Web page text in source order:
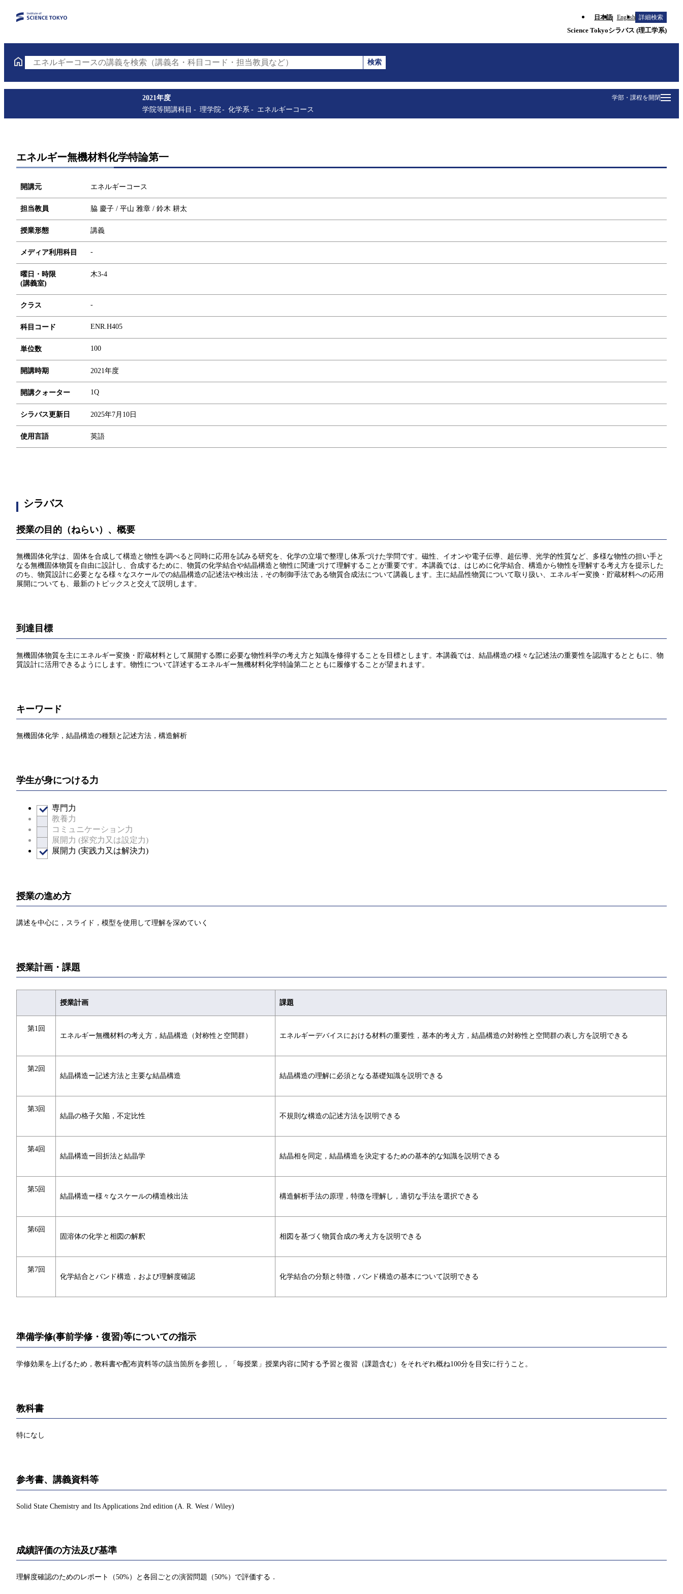
日本語 English 詳細検索
Science Tokyoシラバス (理工学系)
エネルギーコースの講義を検索（講義名・科目コード・担当教員など）
検索
学部・課程を開閉
2021年度
学院等開講科目
理学院 化学系 エネルギーコース
エネルギー無機材料化学特論第一
開講元 エネルギーコース
担当教員 脇 慶子 / 平山 雅章 / 鈴木 耕太
授業形態 講義
メディア利用科目 -
曜日・時限
(講義室)
木3-4
クラス -
科目コード ENR.H405
単位数 100
開講時期 2021年度
開講クォーター 1Q
シラバス更新日 2025年7月10日
使用言語 英語
シラバス
授業の目的（ねらい）、概要
無機固体化学は、固体を合成して構造と物性を調べると同時に応用を試みる研究を、化学の立場で整理し体系づけた学問です。磁性、イオンや電子伝導、超伝導、光学的性質など、多様な物性の担い手と
なる無機固体物質を自由に設計し、合成するために、物質の化学結合や結晶構造と物性に関連づけて理解することが重要です。本講義では、はじめに化学結合、構造から物性を理解する考え方を提示した
のち、物質設計に必要となる様々なスケールでの結晶構造の記述法や検出法，その制御手法である物質合成法について講義します。主に結晶性物質について取り扱い、エネルギー変換・貯蔵材料への応用
展開についても、最新のトピックスと交えて説明します。
到達目標
無機固体物質を主にエネルギー変換・貯蔵材料として展開する際に必要な物性科学の考え方と知識を修得することを目標とします。本講義では、結晶構造の様々な記述法の重要性を認識するとともに、物
質設計に活用できるようにします。物性について詳述するエネルギー無機材料化学特論第二とともに履修することが望まれます。
キーワード
無機固体化学，結晶構造の種類と記述方法，構造解析
学生が身につける力
専門力
教養力
コミュニケーション力
展開力 (探究力又は設定力)
展開力 (実践力又は解決力)
授業の進め方
講述を中心に，スライド，模型を使用して理解を深めていく
授業計画・課題
授業計画 課題
第1回
エネルギー無機材料の考え方，結晶構造（対称性と空間群）
エネルギーデバイスにおける材料の重要性，基本的考え方，結晶構造の対称性と空間群の表し方を説明できる
第2回
結晶構造ー記述方法と主要な結晶構造
結晶構造の理解に必須となる基礎知識を説明できる
第3回
結晶の格子欠陥，不定比性
不規則な構造の記述方法を説明できる
第4回
結晶構造ー回折法と結晶学
結晶相を同定，結晶構造を決定するための基本的な知識を説明できる
第5回
結晶構造ー様々なスケールの構造検出法
構造解析手法の原理，特徴を理解し，適切な手法を選択できる
第6回
固溶体の化学と相図の解釈
相図を基づく物質合成の考え方を説明できる
第7回
化学結合とバンド構造，および理解度確認
化学結合の分類と特徴，バンド構造の基本について説明できる
準備学修(事前学修・復習)等についての指示
学修効果を上げるため，教科書や配布資料等の該当箇所を参照し，「毎授業」授業内容に関する予習と復習（課題含む）をそれぞれ概ね100分を目安に行うこと。
教科書
特になし
参考書、講義資料等
Solid State Chemistry and Its Applications 2nd edition (A. R. West / Wiley)
成績評価の方法及び基準
理解度確認のためのレポート（50%）と各回ごとの演習問題（50%）で評価する．